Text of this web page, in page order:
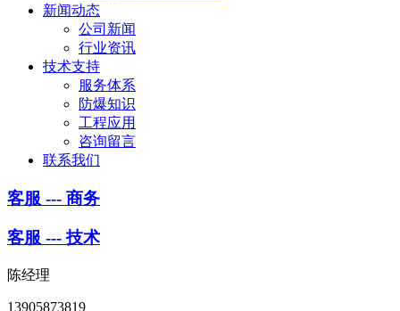
新闻动态
公司新闻
行业资讯
技术支持
服务体系
防爆知识
工程应用
咨询留言
联系我们
客服 --- 商务
客服 --- 技术
陈经理
13905873819